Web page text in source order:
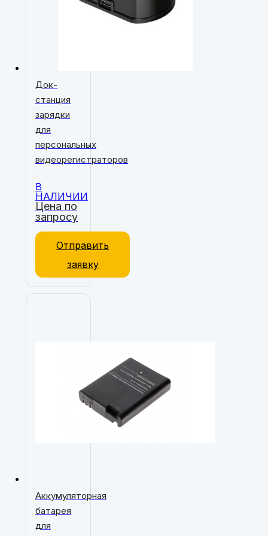
Цена по
запросу
Док-
станция
зарядки
для
персональных
видеорегистраторов
В
НАЛИЧИИ
Отправить
заявку
Аккумуляторная
батарея
для